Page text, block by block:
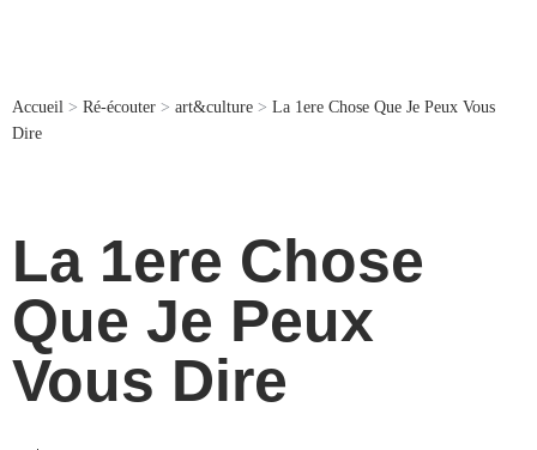
Accueil > Ré-écouter > art&culture > La 1ere Chose Que Je Peux Vous
Dire
La 1ere Chose
Que Je Peux
Vous Dire